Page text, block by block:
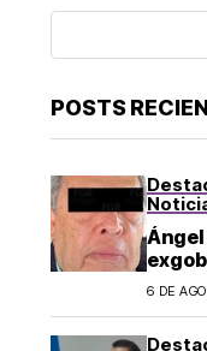
POSTS
es
6 DE